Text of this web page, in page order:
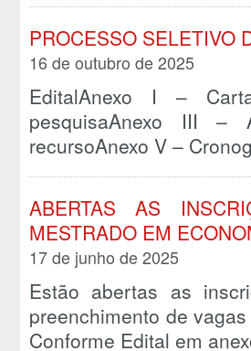
PROCESSO SELETIVO
16 de outubro de 2025
EditalAnexo I –
pesquisaAnexo III –
recursoAnexo V –
ABERTAS AS
MESTRADO EM
17 de junho de 2025
Estão abertas as
preenchimento de
Conforme Edital em